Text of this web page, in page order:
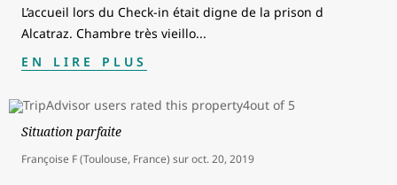
L’accueil lors du Check-in était digne de la prison d
Alcatraz. Chambre très vieillo...
EN LIRE PLUS
Situation parfaite
Françoise F (Toulouse, France) suroct. 20, 2019